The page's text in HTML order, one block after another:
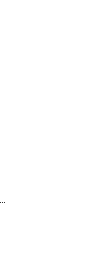
แจกันดอกไม้สด Le Floriste Signature Vases No. 37 (พรีเมียม)